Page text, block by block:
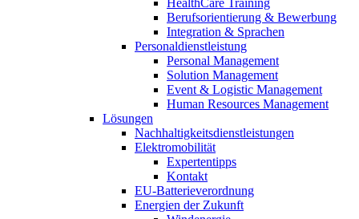
Berufsorientierung & Bewerbung
Integration & Sprachen
Personaldienstleistung
Personal Management
Solution Management
Event & Logistic Management
Human Resources Management
Lösungen
Nachhaltigkeitsdienstleistungen
Elektromobilität
Expertentipps
Kontakt
EU-Batterieverordnung
Energien der Zukunft